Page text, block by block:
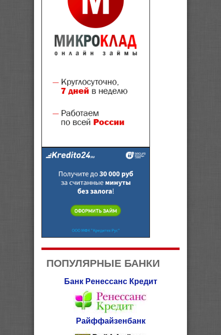
ПОПУЛЯРНЫЕ БАНКИ
Банк Ренессанс Кредит
Райффайзенбанк